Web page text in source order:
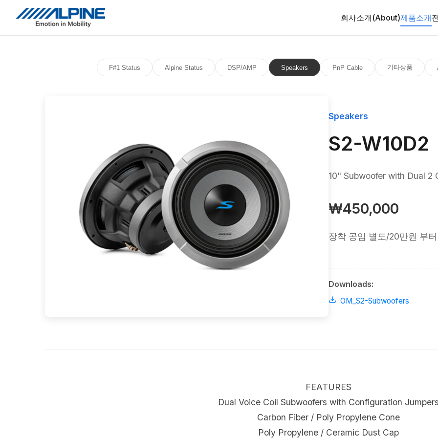
회사소개(About)제품소개
F#1 Status Alpine Status DSP/AMP Speakers PnP Cable 기타상품
Speakers
S2-W10D2
10" Subwoofer with Dual 2
₩450,000
장착 공임 별도/20만원 부터
Downloads:
OM_S2-Subwoofers
FEATURES
Dual Voice Coil Subwoofers with Configuration
Carbon Fiber / Poly Propylene Cone
Poly Propylene / Ceramic Dust Cap